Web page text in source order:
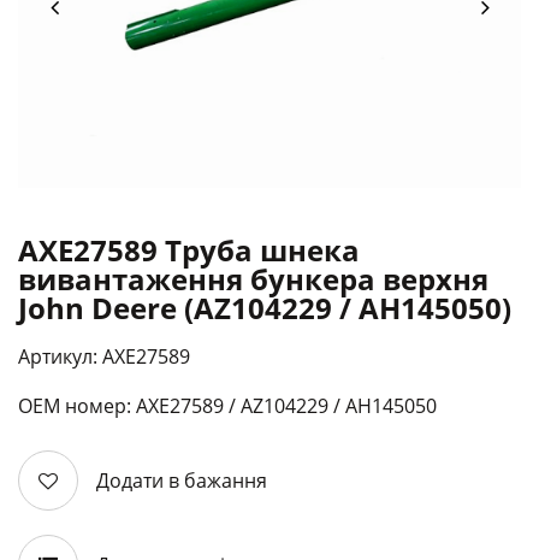
AXE27589 Труба шнека
вивантаження бункера верхня
John Deere (AZ104229 / AH145050)
Артикул: AXE27589
ОЕМ номер: АХЕ27589 / AZ104229 / АН145050
Додати в бажання